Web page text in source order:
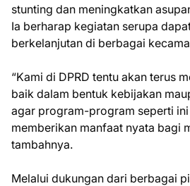
stunting dan meningkatkan
Ia berharap kegiatan serupa
berkelanjutan di berbagai
“Kami di DPRD tentu akan terus
baik dalam bentuk kebijakan
agar program-program seperti
memberikan manfaat nyata bagi
tambahnya.
Melalui dukungan dari berbagai